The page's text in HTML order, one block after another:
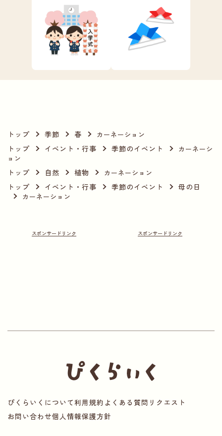
トップ 季節 春 カーネーション
トップ イベント・行事 季節のイベント
カーネーシ
ョン
トップ 自然 植物 カーネーション
トップ イベント・行事 季節のイベント 母の日
カーネーション
ぴくらいくについて利用規約 よくある質問 リクエスト
お問い合わせ個人情報保護方針